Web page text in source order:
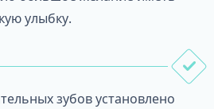
улыбку.
зубов установлено